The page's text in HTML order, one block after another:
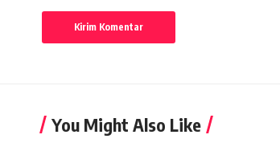
You Might Also Like